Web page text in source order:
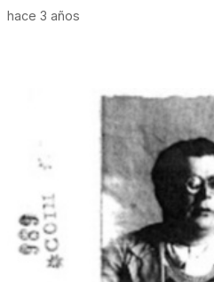
hace 3 años